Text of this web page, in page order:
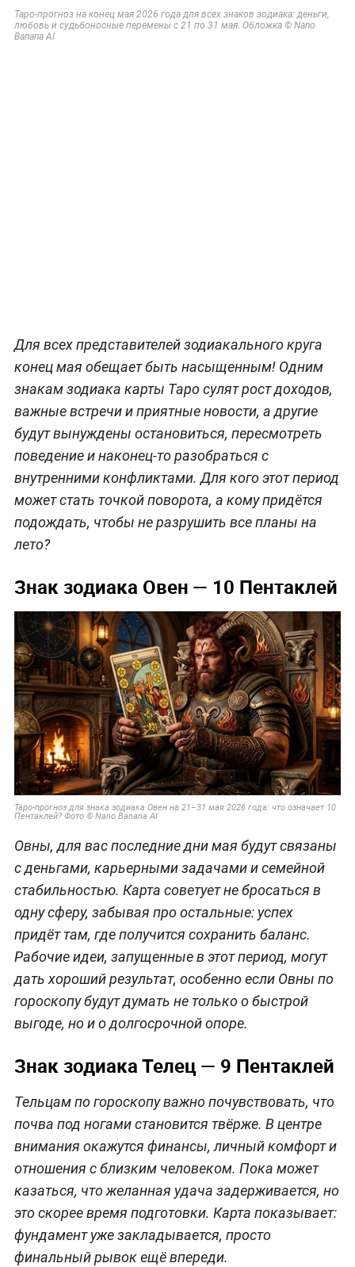
Таро-прогноз на конец мая 2026 года для всех знаков зодиака: деньги,
любовь и судьбоносные перемены с 21 по 31 мая. Обложка © Nano
Banana AI
Для всех представителей зодиакального круга
конец мая обещает быть насыщенным! Одним
знакам зодиака карты Таро сулят рост доходов,
важные встречи и приятные новости, а другие
будут вынуждены остановиться, пересмотреть
поведение и наконец-то разобраться с
внутренними конфликтами. Для кого этот период
может стать точкой поворота, а кому придётся
подождать, чтобы не разрушить все планы на
лето?
Знак зодиака Овен — 10 Пентаклей
Таро-прогноз для знака зодиака Овен на 21–31 мая 2026 года: что означает 10
Пентаклей? Фото © Nano Banana AI
Овны, для вас последние дни мая будут связаны
с деньгами, карьерными задачами и семейной
стабильностью. Карта советует не бросаться в
одну сферу, забывая про остальные: успех
придёт там, где получится сохранить баланс.
Рабочие идеи, запущенные в этот период, могут
дать хороший результат, особенно если Овны по
гороскопу будут думать не только о быстрой
выгоде, но и о долгосрочной опоре.
Знак зодиака Телец — 9 Пентаклей
Тельцам по гороскопу важно почувствовать, что
почва под ногами становится твёрже. В центре
внимания окажутся финансы, личный комфорт и
отношения с близким человеком. Пока может
казаться, что желанная удача задерживается, но
это скорее время подготовки. Карта показывает:
фундамент уже закладывается, просто
финальный рывок ещё впереди.